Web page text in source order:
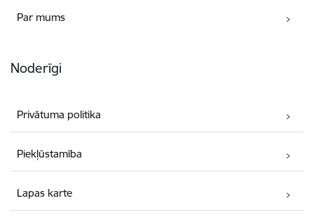
Par mums
Noderīgi
Privātuma politika
Piekļūstamība
Lapas karte